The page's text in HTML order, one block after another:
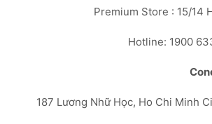
Premium Store : 15/14
Hotline: 1900
187 Lương Nhữ Học, Ho Chi Minh